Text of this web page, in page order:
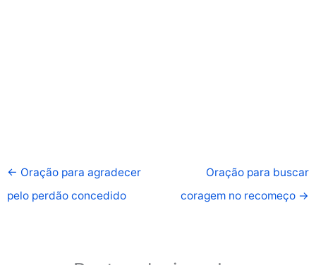
← Oração para agradecer
pelo perdão concedido
Oração para buscar
coragem no recomeço →